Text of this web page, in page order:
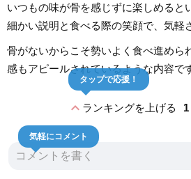
いつもの味が骨を感じずに楽しめると
細かい説明と食べる際の笑顔で、気軽
骨がないからこそ勢いよく食べ進めら
感もアピールされているような内容で
expand_lessランキングを上げる 1
タップで応援！
気軽にコメント